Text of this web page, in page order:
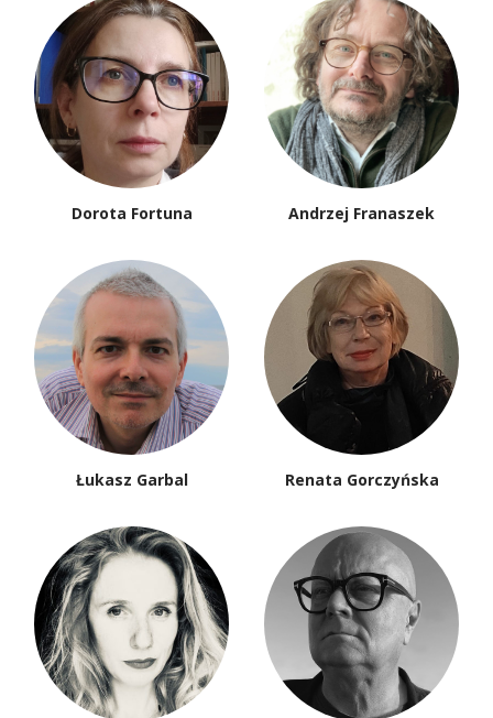
Dorota Fortuna Andrzej Franaszek
Łukasz Garbal Renata Gorczyńska